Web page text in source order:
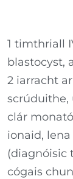
1 timthriall
blastocyst,
2 iarracht
scrúduithe,
clár
ionaid,
(diagnóisic
cógais